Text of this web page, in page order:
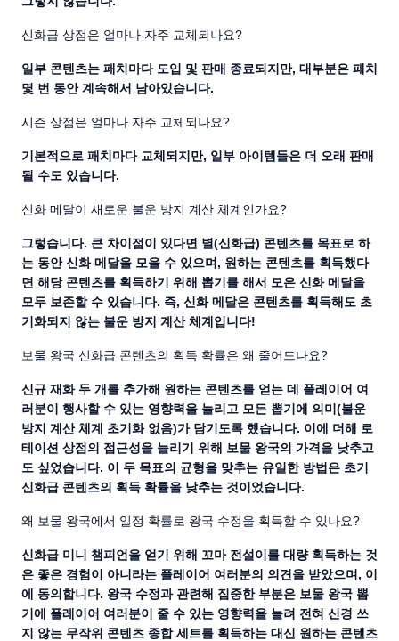
신화급 상점은 얼마나 자주 교체되나요?
일부 콘텐츠는 패치마다 도입 및 판매 종료되지만, 대부분은 패치
몇 번 동안 계속해서 남아있습니다.
시즌 상점은 얼마나 자주 교체되나요?
기본적으로 패치마다 교체되지만, 일부 아이템들은 더 오래 판매
될 수도 있습니다.
신화 메달이 새로운 불운 방지 계산 체계인가요?
그렇습니다. 큰 차이점이 있다면 별(신화급) 콘텐츠를 목표로 하
는 동안 신화 메달을 모을 수 있으며, 원하는 콘텐츠를 획득했다
면 해당 콘텐츠를 획득하기 위해 뽑기를 해서 모은 신화 메달을
모두 보존할 수 있습니다. 즉, 신화 메달은 콘텐츠를 획득해도 초
기화되지 않는 불운 방지 계산 체계입니다!
보물 왕국 신화급 콘텐츠의 획득 확률은 왜 줄어드나요?
신규 재화 두 개를 추가해 원하는 콘텐츠를 얻는 데 플레이어 여
러분이 행사할 수 있는 영향력을 늘리고 모든 뽑기에 의미(불운
방지 계산 체계 초기화 없음)가 담기도록 했습니다. 이에 더해 로
테이션 상점의 접근성을 늘리기 위해 보물 왕국의 가격을 낮추고
도 싶었습니다. 이 두 목표의 균형을 맞추는 유일한 방법은 초기
신화급 콘텐츠의 획득 확률을 낮추는 것이었습니다.
왜 보물 왕국에서 일정 확률로 왕국 수정을 획득할 수 있나요?
신화급 미니 챔피언을 얻기 위해 꼬마 전설이를 대량 획득하는 것
은 좋은 경험이 아니라는 플레이어 여러분의 의견을 받았으며, 이
에 동의합니다. 왕국 수정과 관련해 집중한 부분은 보물 왕국 뽑
기에 플레이어 여러분이 줄 수 있는 영향력을 늘려 전혀 신경 쓰
지 않는 무작위 콘텐츠 종합 세트를 획득하는 대신 원하는 콘텐츠